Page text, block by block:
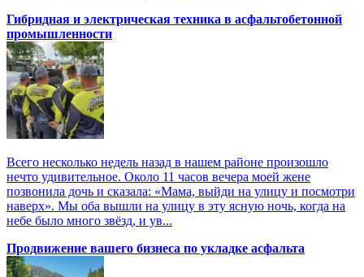
Гибридная и электрическая техника в асфальтобетонной
промышленности
Всего несколько недель назад в нашем районе произошло
нечто удивительное. Около 11 часов вечера моей жене
позвонила дочь и сказала: «Мама, выйди на улицу и посмотри
наверх». Мы оба вышли на улицу в эту ясную ночь, когда на
небе было много звёзд, и ув...
Продвижение вашего бизнеса по укладке асфальта